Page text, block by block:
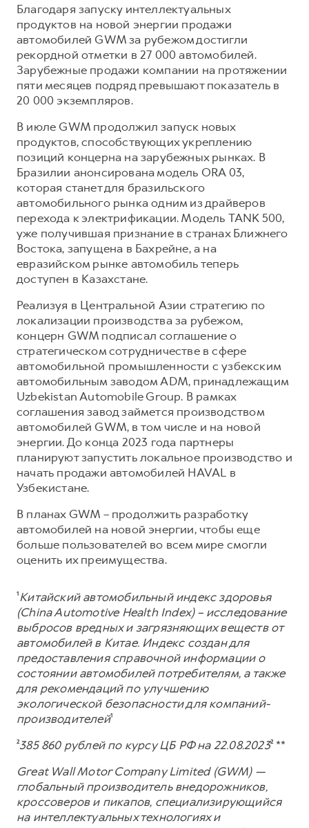
Благодаря запуску интеллектуальных
продуктов на новой энергии продажи
автомобилей GWM за рубежом достигли
рекордной отметки в 27 000 автомобилей.
Зарубежные продажи компании на протяжении
пяти месяцев подряд превышают показатель в
20 000 экземпляров.
В июле GWM продолжил запуск новых
продуктов, способствующих укреплению
позиций концерна на зарубежных рынках. В
Бразилии анонсирована модель ORA 03,
которая станет для бразильского
автомобильного рынка одним из драйверов
перехода к электрификации. Модель TANK 500,
уже получившая признание в странах Ближнего
Востока, запущена в Бахрейне, а на
евразийском рынке автомобиль теперь
доступен в Казахстане.
Реализуя в Центральной Азии стратегию по
локализации производства за рубежом,
концерн GWM подписал соглашение о
стратегическом сотрудничестве в сфере
автомобильной промышленности с узбекским
автомобильным заводом ADM, принадлежащим
Uzbekistan Automobile Group. В рамках
соглашения завод займется производством
автомобилей GWM, в том числе и на новой
энергии. До конца 2023 года партнеры
планируют запустить локальное производство и
начать продажи автомобилей HAVAL в
Узбекистане.
В планах GWM – продолжить разработку
автомобилей на новой энергии, чтобы еще
больше пользователей во всем мире смогли
оценить их преимущества.
¹Китайский автомобильный индекс здоровья
(China Automotive Health Index) – исследование
выбросов вредных и загрязняющих веществ от
автомобилей в Китае. Индекс создан для
предоставления справочной информации о
состоянии автомобилей потребителям, а также
для рекомендаций по улучшению
экологической безопасности для компаний-
производителей¹
²385 860 рублей по курсу ЦБ РФ на 22.08.2023² **
Great Wall Motor Company Limited (GWM) —
глобальный производитель внедорожников,
кроссоверов и пикапов, специализирующийся
на интеллектуальных технологиях и